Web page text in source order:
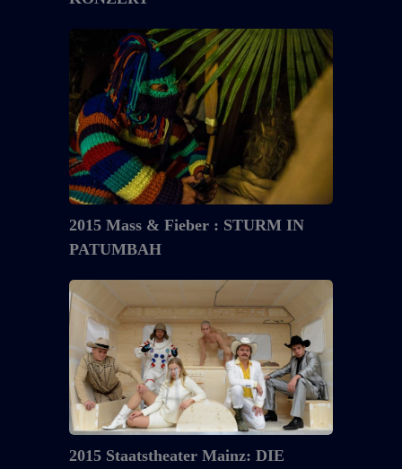
–
DAS
KONZERT
&
Fieber
STURM
IN
PATUMBAH
2015 Mass & Fieber : STURM IN
PATUMBAH
2015
Staatstheater
Mainz:
DIE
SIRENEN
DES
TITAN
2015 Staatstheater Mainz: DIE